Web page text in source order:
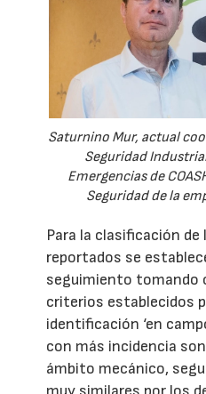
Saturnino Mur, actual
Seguridad
Emergencias de
Seguridad de la
Para la clasificación
reportados se
seguimiento tomando
criterios establecidos
identificación ‘en
con más incidencia
ámbito mecánico,